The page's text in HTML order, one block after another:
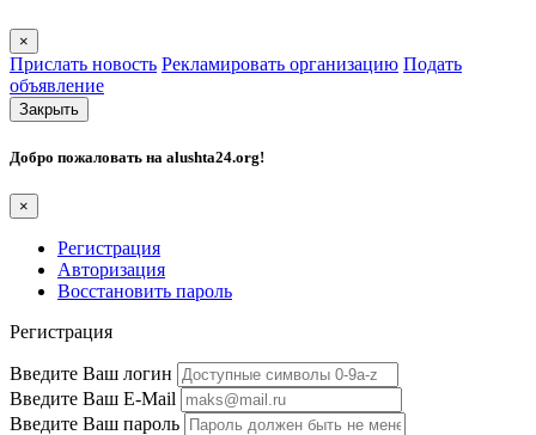
×
Прислать новость Рекламировать организацию Подать
объявление
Закрыть
Добро пожаловать на alushta24.org!
×
Регистрация
Авторизация
Восстановить пароль
Регистрация
Введите Ваш логин
Введите Ваш E-Mail
Введите Ваш пароль